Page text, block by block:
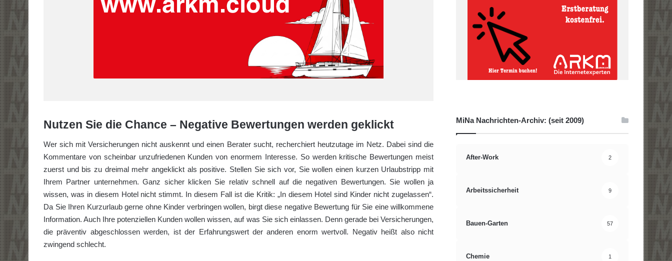
Nutzen Sie die Chance – Negative Bewertungen werden geklickt
Wer sich mit Versicherungen nicht auskennt und einen Berater sucht, recherchiert heutzutage im Netz. Dabei sind die
Kommentare von scheinbar unzufriedenen Kunden von enormem Interesse. So werden kritische Bewertungen meist
zuerst und bis zu dreimal mehr angeklickt als positive. Stellen Sie sich vor, Sie wollen einen kurzen Urlaubstripp mit
Ihrem Partner unternehmen. Ganz sicher klicken Sie relativ schnell auf die negativen Bewertungen. Sie wollen ja
wissen, was in diesem Hotel nicht stimmt. In diesem Fall ist die Kritik: „In diesem Hotel sind Kinder nicht zugelassen“.
Da Sie Ihren Kurzurlaub gerne ohne Kinder verbringen wollen, birgt diese negative Bewertung für Sie eine willkommene
Information. Auch Ihre potenziellen Kunden wollen wissen, auf was Sie sich einlassen. Denn gerade bei Versicherungen,
die präventiv abgeschlossen werden, ist der Erfahrungswert der anderen enorm wertvoll. Negativ heißt also nicht
zwingend schlecht.
MiNa Nachrichten-Archiv: (seit 2009)
After-Work 2
Arbeitssicherheit 9
Bauen-Garten 57
Chemie 1